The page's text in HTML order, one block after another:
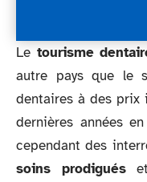
Le tourisme
autre pays que le
dentaires à des prix
dernières années
cependant des
soins prodiguéset